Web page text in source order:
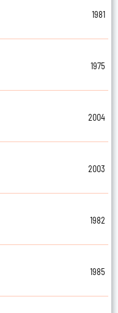
1981
1975
2004
2003
1982
1985